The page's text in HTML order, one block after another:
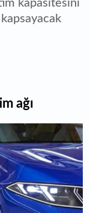
kapasitesini
ağı